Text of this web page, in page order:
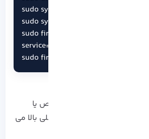
sudo systemctl start firewalld
sudo systemctl enable firewalld
sudo firewall-cmd --permanent --
service=ssh
sudo firewall-cmd --reload
محدود کردن دسترسی SSH به IP‌ های مشخص یا
فرض، امنیت را به شکل عملی بالا می‌